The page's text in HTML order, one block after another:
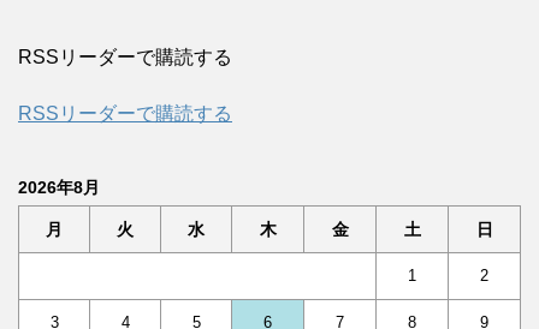
RSSリーダーで購読する
RSSリーダーで購読する
2026年8月
月 火 水 木 金 土 日
1 2
3 4 5 6 7 8 9